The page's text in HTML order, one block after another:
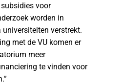
voor
worden in
universiteiten verstrekt.
met de VU komen er
meer
te vinden voor